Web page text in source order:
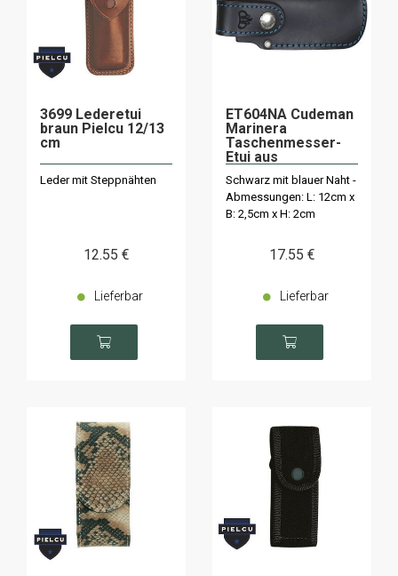
3699 Lederetui
braun Pielcu 12/13
cm
Leder mit Steppnähten
12.55 €
Lieferbar
ET604NA Cudeman
Marinera
Taschenmesser-
Etui aus
schwarzem Leder
Schwarz mit blauer Naht -
Abmessungen: L: 12cm x
B: 2,5cm x H: 2cm
17.55 €
Lieferbar